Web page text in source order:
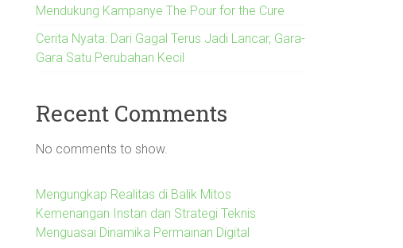
Mendukung Kampanye The Pour for the Cure
Cerita Nyata: Dari Gagal Terus Jadi Lancar, Gara-
Gara Satu Perubahan Kecil
Recent Comments
No comments to show.
Mengungkap Realitas di Balik Mitos
Kemenangan Instan dan Strategi Teknis
Menguasai Dinamika Permainan Digital